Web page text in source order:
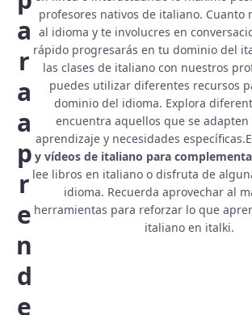
a
r
a
a
p
r
e
n
d
e
profesores nativos de italiano. Cuanto
al idioma y te involucres en
rápido progresarás en tu dominio del
las clases de italiano con nuestros
puedes utilizar diferentes recursos
dominio del idioma. Explora
encuentra aquellos que se
aprendizaje y necesidades
y vídeos de italiano para
lee libros en italiano o disfruta de
idioma. Recuerda aprovechar al
herramientas para reforzar lo que
italiano en italki.